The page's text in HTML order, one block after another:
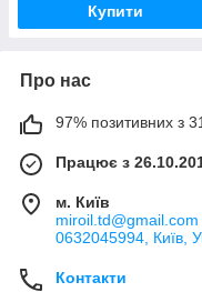
Купити
Про нас
97% позитивних з
Працює з
м. Київ
0632045994, Київ,
Контакти